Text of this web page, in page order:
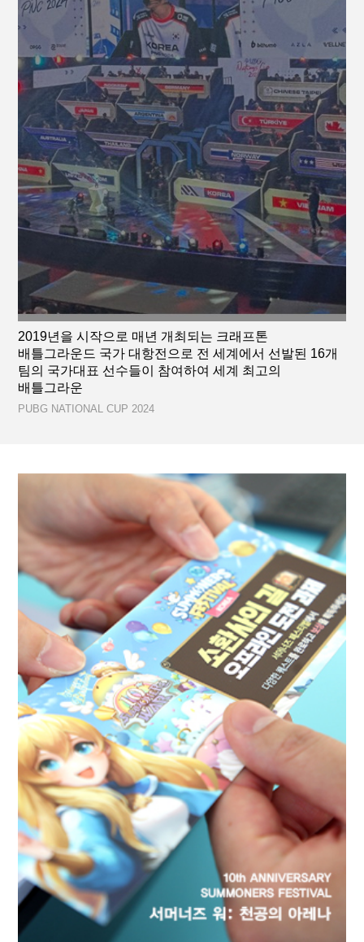
2019년을 시작으로 매년 개최되는 크래프톤
배틀그라운드 국가 대항전으로 전 세계에서 선발된 16개
팀의 국가대표 선수들이 참여하여 세계 최고의
배틀그라운
PUBG NATIONAL CUP 2024